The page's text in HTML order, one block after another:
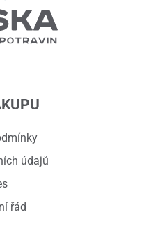
údajů
řád